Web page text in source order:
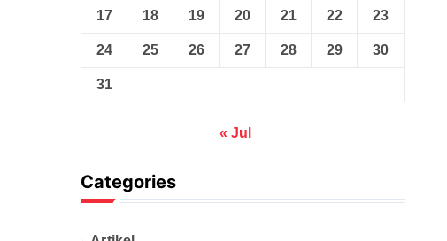
17 18 19 20 21 22 23
24 25 26 27 28 29 30
31
« Jul
Categories